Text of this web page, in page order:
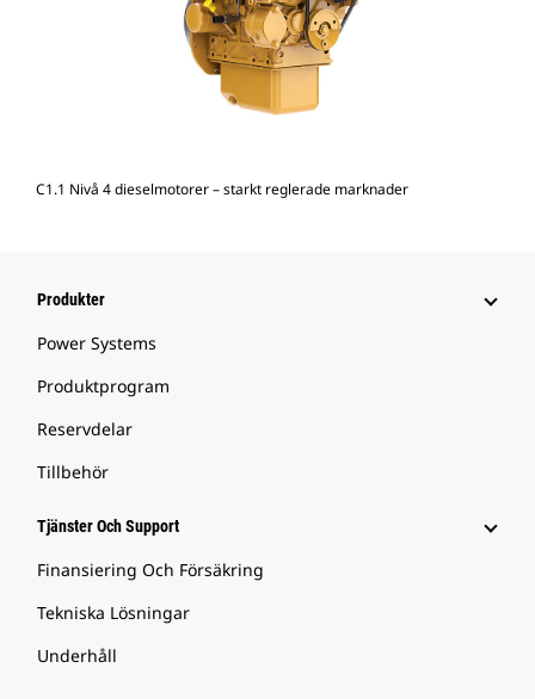
C1.1 Nivå 4 dieselmotorer – starkt reglerade marknader
Produkter
Power Systems
Produktprogram
Reservdelar
Tillbehör
Tjänster Och Support
Finansiering Och Försäkring
Tekniska Lösningar
Underhåll